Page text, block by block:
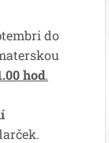
do
hod.